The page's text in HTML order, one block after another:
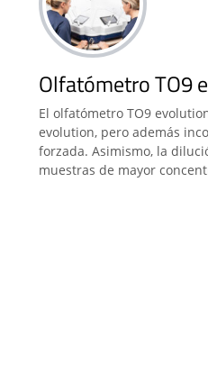
Olfatómetro TO9
El olfatómetro TO9
evolution, pero además
forzada. Asimismo, la
muestras de mayor